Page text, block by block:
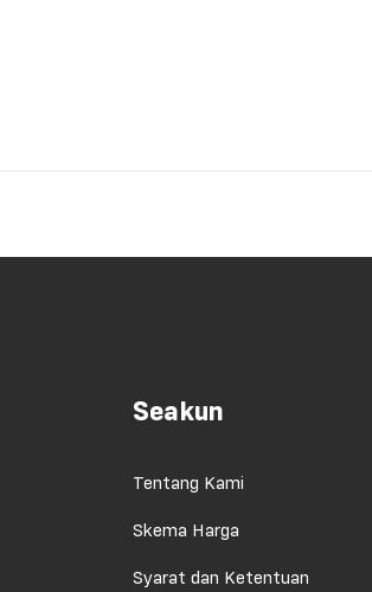
Seakun
Tentang Kami
Skema Harga
Syarat dan Ketentuan